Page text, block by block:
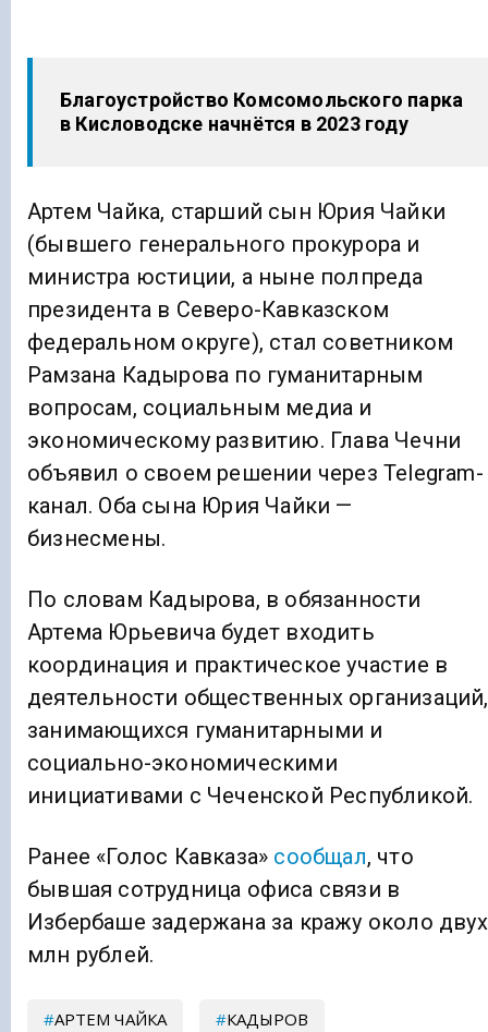
Благоустройство Комсомольского парка
в Кисловодске начнётся в 2023 году
Артем Чайка, старший сын Юрия Чайки
(бывшего генерального прокурора и
министра юстиции, а ныне полпреда
президента в Северо-Кавказском
федеральном округе), стал советником
Рамзана Кадырова по гуманитарным
вопросам, социальным медиа и
экономическому развитию. Глава Чечни
объявил о своем решении через Telegram-
канал. Оба сына Юрия Чайки —
бизнесмены.
По словам Кадырова, в обязанности
Артема Юрьевича будет входить
координация и практическое участие в
деятельности общественных организаций,
занимающихся гуманитарными и
социально-экономическими
инициативами с Чеченской Республикой.
Ранее «Голос Кавказа» сообщал, что
бывшая сотрудница офиса связи в
Избербаше задержана за кражу около двух
млн рублей.
АРТЕМ ЧАЙКА КАДЫРОВ